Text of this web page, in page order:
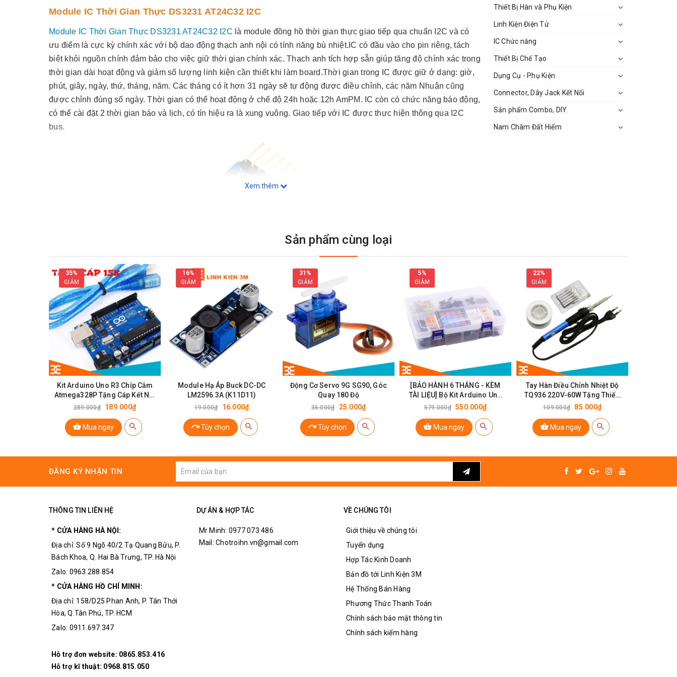
Module IC Thời Gian Thực DS3231 AT24C32 I2C
Module IC Thời Gian Thực DS3231 AT24C32 I2C là module đồng hồ thời gian thực giao tiếp qua chuẩn I2C và có
ưu điểm là cực kỳ chính xác với bộ dao động thạch anh nội có tính năng bù nhiệt.IC có đầu vào cho pin riêng, tách
biệt khỏi nguồn chính đảm bảo cho việc giữ thời gian chính xác. Thạch anh tích hợp sẵn giúp tăng độ chính xác trong
thời gian dài hoạt động và giảm số lượng linh kiện cần thiết khi làm board.Thời gian trong IC được giữ ở dạng: giờ,
phút, giây, ngày, thứ, tháng, năm. Các tháng có ít hơn 31 ngày sẽ tự động được điều chỉnh, các năm Nhuận cũng
được chỉnh đúng số ngày. Thời gian có thể hoạt động ở chế độ 24h hoặc 12h AmPM. IC còn có chức năng báo động,
có thể cài đặt 2 thời gian báo và lịch, có tín hiệu ra là xung vuông. Giao tiếp với IC được thực hiện thông qua I2C
bus.
Module IC Thời Gian Thực DS3231 AT24C32 I2C
Thông Số Kĩ Thuật DS3231 AT24C32 I2C:
ICchính: RTC DS3231 + EEPROM AT24C32
Nguồn cung cấp: 3.3~5VDC.
Lưu trữ và cung cấp các thông tin thời gian thực: ngày, tháng, năm, giờ, phút, giây,...
Cảm biến nhiệt trên IC có độ chính xác ± 3 ℃
I2C bus có tốc độ tối đa 400Khz
Kèm thêm pin sạc được CR2032
Kèm thêm memory IC AT24C32 (32k bits)
Trọng lượng: 7.5g
Xem thêm
Thiết Bị Hàn và Phụ Kiện
Linh Kiện Điện Tử
IC Chức năng
Thiết Bị Chế Tạo
Dụng Cụ - Phụ Kiện
Connector, Dây Jack Kết Nối
Sản phẩm Combo, DIY
Nam Châm Đất Hiếm
Sản phẩm cùng loại
35%
GIẢM
Kit Arduino Uno R3 Chíp Cắm
Atmega328P Tặng Cáp Kết Nối
Trị Giá 15K
289.000₫ 189.000₫
Mua ngay
16%
GIẢM
Module Hạ Áp Buck DC-DC
LM2596 3A (K11D11)
19.000₫ 16.000₫
Tùy chọn
31%
GIẢM
Động Cơ Servo 9G SG90, Góc
Quay 180 Độ
36.000₫ 25.000₫
Tùy chọn
5%
GIẢM
[BẢO HÀNH 6 THÁNG - KÈM
TÀI LIỆU] Bộ Kit Arduino Uno
R3 V3 PLUS
579.000₫ 550.000₫
Mua ngay
22%
GIẢM
Tay Hàn Điều Chỉnh Nhiệt Độ
TQ936 220V-60W Tặng Thiếc
30g, 5 Mũi Hàn, Giá Đỡ Mỏ Hàn
109.000₫ 85.000₫
Mua ngay
ĐĂNG KÝ NHẬN TIN
THÔNG TIN LIÊN HỆ
* CỬA HÀNG HÀ NỘI:
Địa chỉ: Số 9 Ngõ 40/2 Tạ Quang Bửu, P.
Bách Khoa, Q. Hai Bà Trưng, TP. Hà Nội
Zalo: 0963.288.854
* CỬA HÀNG HỒ CHÍ MINH:
Địa chỉ: 158/D25 Phan Anh, P. Tân Thới
Hòa, Q.Tân Phú, TP. HCM
Zalo: 0911.697.347
Hỗ trợ đơn website: 0865.853.416
Hỗ trợ kĩ thuật: 0968.815.050
DỰ ÁN & HỢP TÁC
Mr Minh: 0977 073 486
Mail: Chotroihn.vn@gmail.com
VỀ CHÚNG TÔI
Giới thiệu về chúng tôi
Tuyển dụng
Hợp Tác Kinh Doanh
Bản đồ tới Linh Kiện 3M
Hệ Thống Bán Hàng
Phương Thức Thanh Toán
Chính sách bảo mật thông tin
Chính sách kiểm hàng